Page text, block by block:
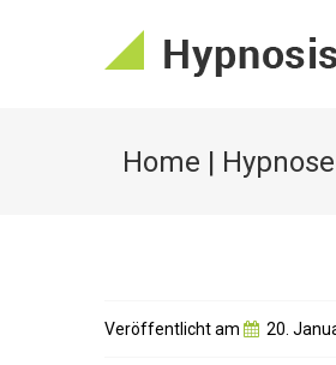
Home |
Veröffentlicht am 20.